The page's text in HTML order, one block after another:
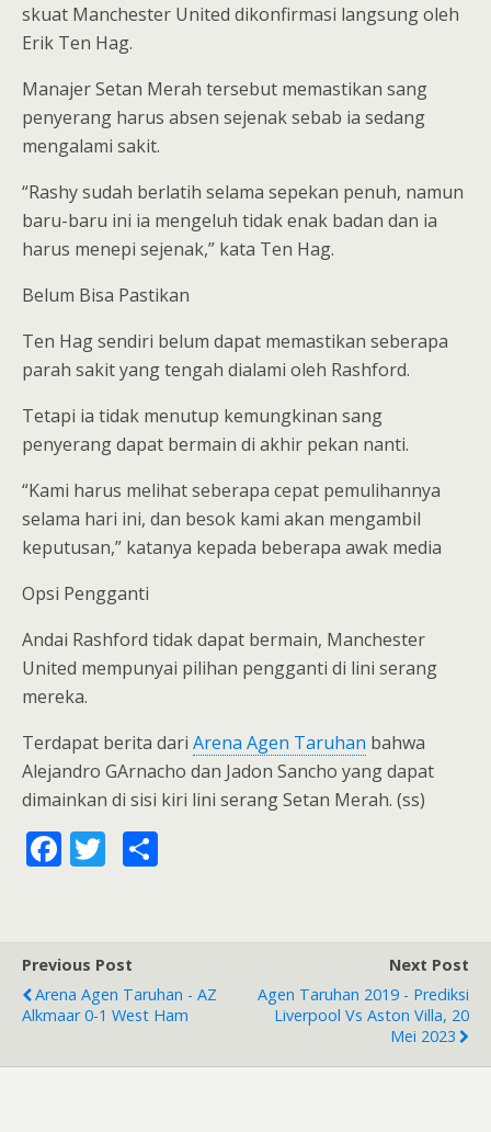
skuat Manchester United dikonfirmasi langsung oleh
Erik Ten Hag.
Manajer Setan Merah tersebut memastikan sang
penyerang harus absen sejenak sebab ia sedang
mengalami sakit.
“Rashy sudah berlatih selama sepekan penuh, namun
baru-baru ini ia mengeluh tidak enak badan dan ia
harus menepi sejenak,” kata Ten Hag.
Belum Bisa Pastikan
Ten Hag sendiri belum dapat memastikan seberapa
parah sakit yang tengah dialami oleh Rashford.
Tetapi ia tidak menutup kemungkinan sang
penyerang dapat bermain di akhir pekan nanti.
“Kami harus melihat seberapa cepat pemulihannya
selama hari ini, dan besok kami akan mengambil
keputusan,” katanya kepada beberapa awak media
Opsi Pengganti
Andai Rashford tidak dapat bermain, Manchester
United mempunyai pilihan pengganti di lini serang
mereka.
Terdapat berita dari Arena Agen Taruhan bahwa
Alejandro GArnacho dan Jadon Sancho yang dapat
dimainkan di sisi kiri lini serang Setan Merah. (ss)
F
b
o
o
k
T
er
Previous Post
Arena Agen Taruhan - AZ
Alkmaar 0-1 West Ham
Next Post
Agen Taruhan 2019 - Prediksi
Liverpool Vs Aston Villa, 20
Mei 2023